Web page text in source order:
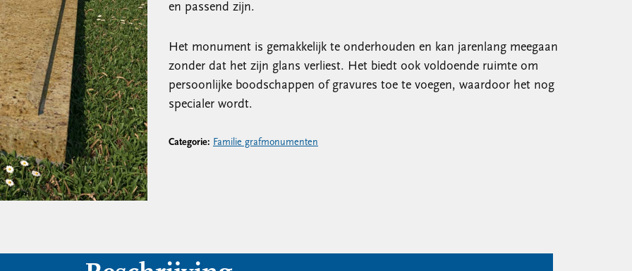
en passend zijn.
Het monument is gemakkelijk te onderhouden en kan jarenlang meegaan
zonder dat het zijn glans verliest. Het biedt ook voldoende ruimte om
persoonlijke boodschappen of gravures toe te voegen, waardoor het nog
specialer wordt.
Categorie: Familie grafmonumenten